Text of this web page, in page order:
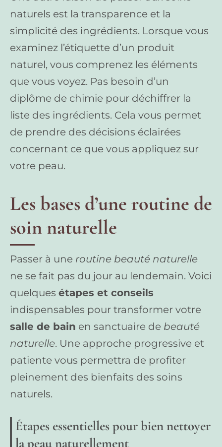
naturels est la transparence et la
simplicité des ingrédients. Lorsque vous
examinez l’étiquette d’un produit
naturel, vous comprenez les éléments
que vous voyez. Pas besoin d’un
diplôme de chimie pour déchiffrer la
liste des ingrédients. Cela vous permet
de prendre des décisions éclairées
concernant ce que vous appliquez sur
votre peau.
Les bases d’une routine de
soin naturelle
Passer à une routine beauté naturelle
ne se fait pas du jour au lendemain. Voici
quelques étapes et conseils
indispensables pour transformer votre
salle de bain en sanctuaire de beauté
naturelle. Une approche progressive et
patiente vous permettra de profiter
pleinement des bienfaits des soins
naturels.
Étapes essentielles pour bien nettoyer
la peau naturellement